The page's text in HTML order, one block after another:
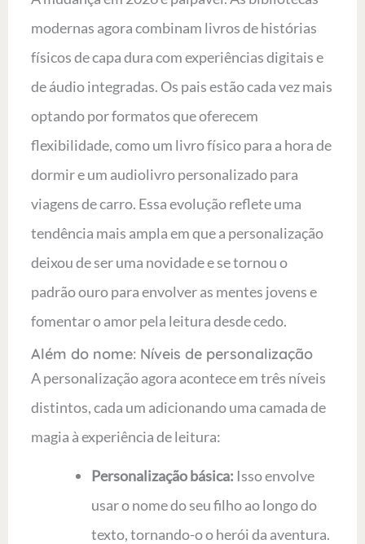
modernas agora combinam livros de histórias
físicos de capa dura com experiências digitais e
de áudio integradas. Os pais estão cada vez mais
optando por formatos que oferecem
flexibilidade, como um livro físico para a hora de
dormir e um audiolivro personalizado para
viagens de carro. Essa evolução reflete uma
tendência mais ampla em que a personalização
deixou de ser uma novidade e se tornou o
padrão ouro para envolver as mentes jovens e
fomentar o amor pela leitura desde cedo.
Além do nome: Níveis de personalização
A personalização agora acontece em três níveis
distintos, cada um adicionando uma camada de
magia à experiência de leitura:
Personalização básica: Isso envolve
usar o nome do seu filho ao longo do
texto, tornando-o o herói da aventura.